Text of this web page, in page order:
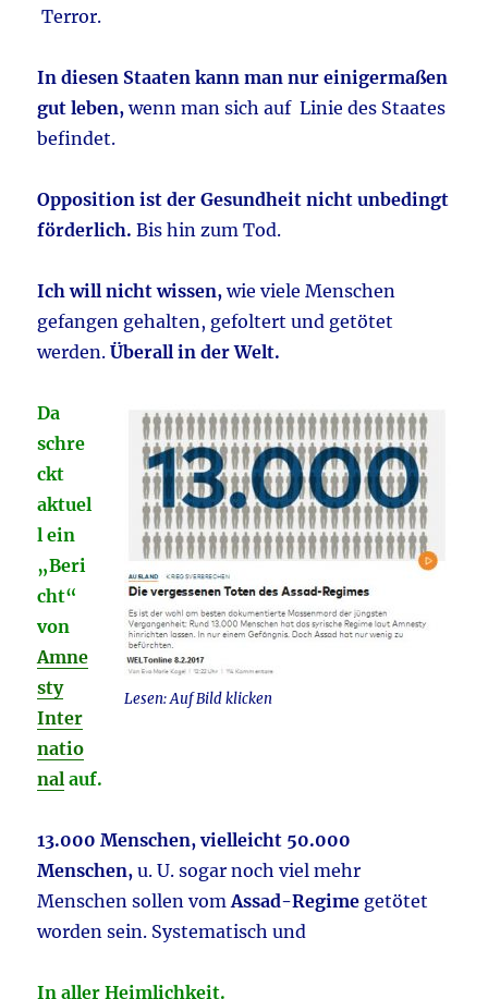
Terror.
In diesen Staaten kann man nur einigermaßen
gut leben,wenn man sich auf Linie des Staates
befindet.
Opposition ist der Gesundheit nicht unbedingt
förderlich. Bis hin zum Tod.
Ich will nicht wissen,wie viele Menschen
gefangen gehalten, gefoltert und getötet
werden.Überall in der Welt.
Lesen: Auf Bild klicken
Da
schre
ckt
aktuel
l ein
„Beri
cht“
von
Amne
sty
Inter
natio
nal auf.
13.000 Menschen, vielleicht 50.000
Menschen, u. U. sogar noch viel mehr
Menschen sollen vomAssad-Regime getötet
worden sein. Systematisch und
In aller Heimlichkeit.